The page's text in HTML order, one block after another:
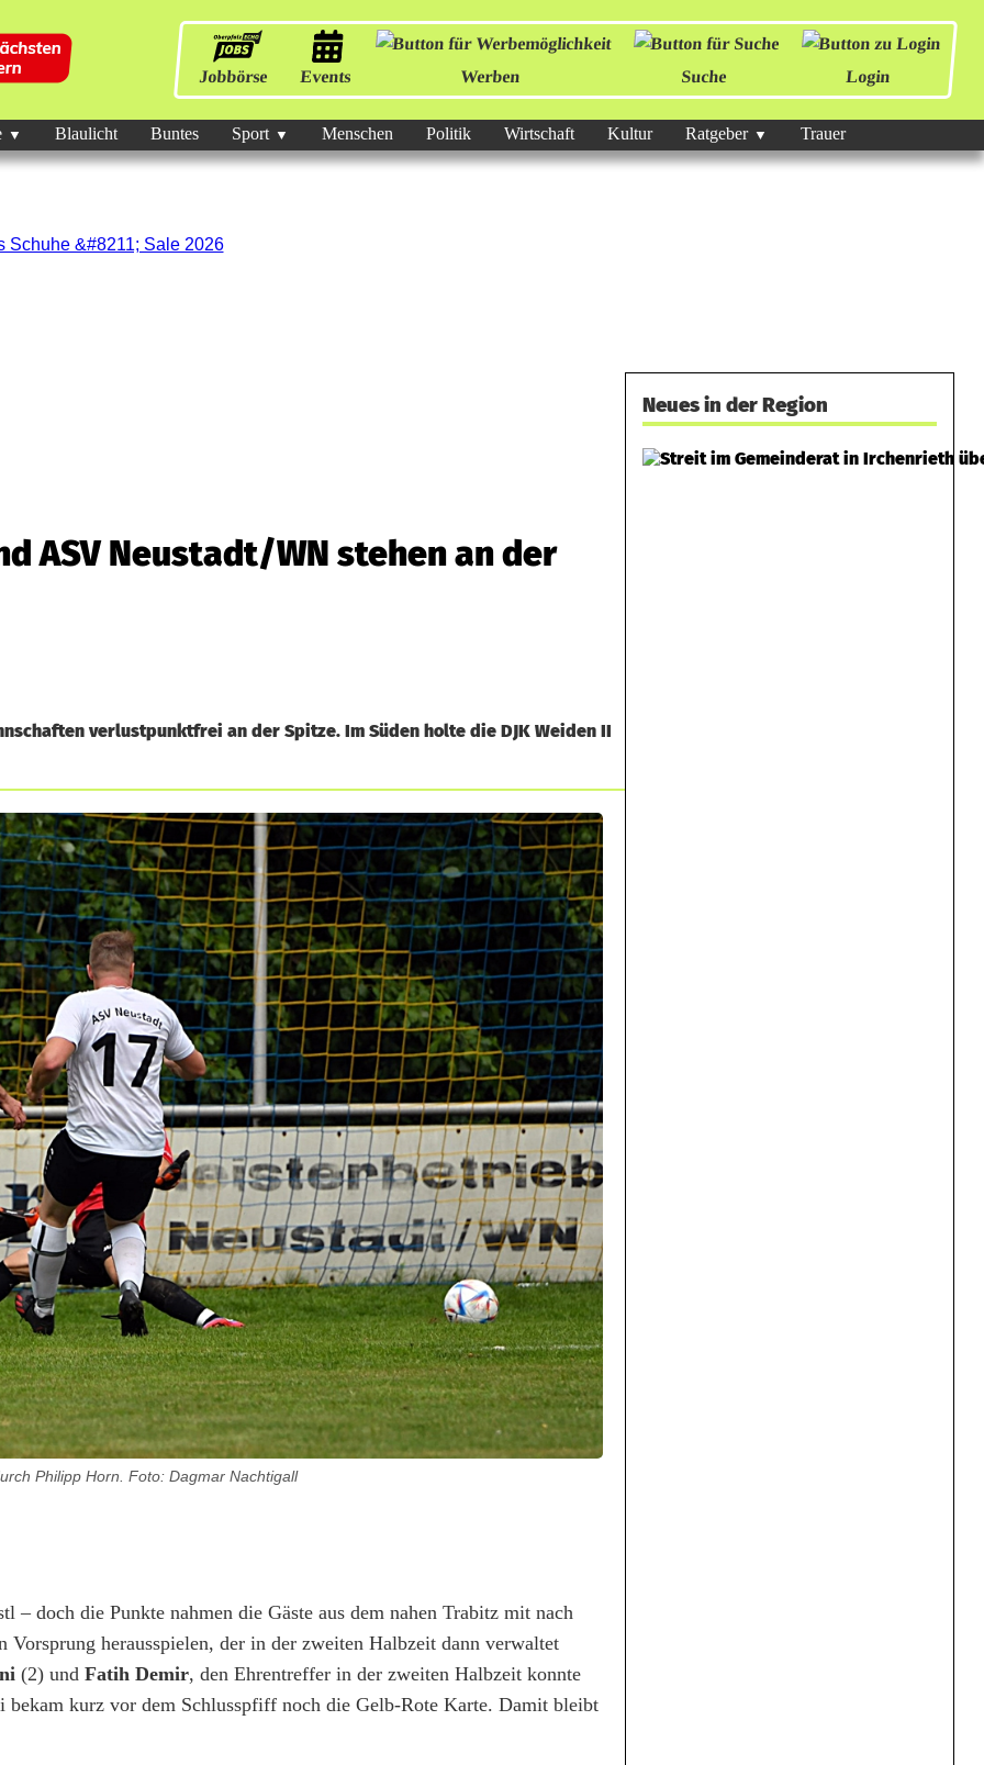
Jobbörse Events Werben Suche Login
Blaulicht Buntes Sport Menschen Politik Wirtschaft Kultur Ratgeber Trauer
ASV Neustadt/WN stehen an der
verlustpunktfrei an der Spitze. Im Süden holte die DJK Weiden II
Philipp Horn. Foto: Dagmar Nachtigall
– doch die Punkte nahmen die Gäste aus dem nahen Trabitz mit nach
herausspielen, der in der zweiten Halbzeit dann verwaltet
(2) und Fatih Demir, den Ehrentreffer in der zweiten Halbzeit konnte
bekam kurz vor dem Schlusspfiff noch die Gelb-Rote Karte. Damit bleibt
Neues in der Region